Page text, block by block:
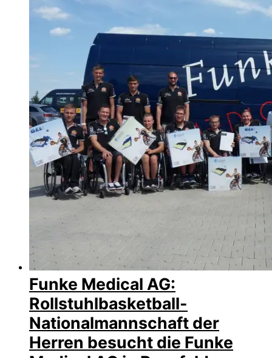
Funke Medical AG:
Rollstuhlbasketball-
Nationalmannschaft der
Herren besucht die Funke